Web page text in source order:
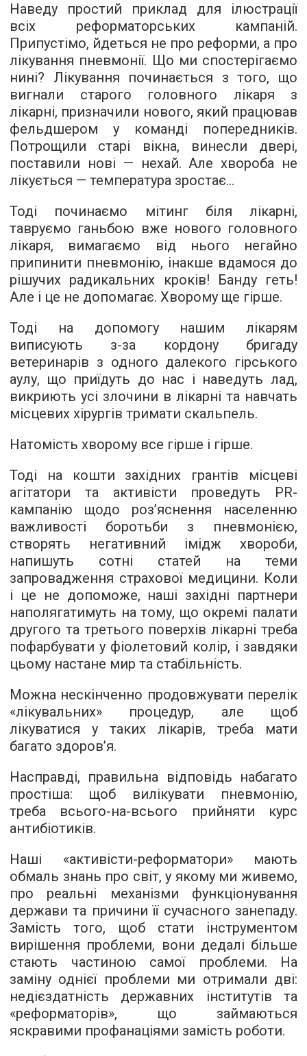
Наведу простий приклад для ілюстрації
всіх реформаторських кампаній.
Припустімо, йдеться не про реформи, а про
лікування пневмонії. Що ми спостерігаємо
нині? Лікування починається з того, що
вигнали старого головного лікаря з
лікарні, призначили нового, який працював
фельдшером у команді попередників.
Потрощили старі вікна, винесли двері,
поставили нові — нехай. Але хвороба не
лікується — температура зростає...
Тоді починаємо мітинг біля лікарні,
тавруємо ганьбою вже нового головного
лікаря, вимагаємо від нього негайно
припинити пневмонію, інакше вдамося до
рішучих радикальних кроків! Банду геть!
Але і це не допомагає. Хворому ще гірше.
Тоді на допомогу нашим лікарям
виписують з-за кордону бригаду
ветеринарів з одного далекого гірського
аулу, що приїдуть до нас і наведуть лад,
викриють усі злочини в лікарні та навчать
місцевих хірургів тримати скальпель.
Натомість хворому все гірше і гірше.
Тоді на кошти західних грантів місцеві
агітатори та активісти проведуть PR-
кампанію щодо роз’яснення населенню
важливості боротьби з пневмонією,
створять негативний імідж хвороби,
напишуть сотні статей на теми
запровадження страхової медицини. Коли
і це не допоможе, наші західні партнери
наполягатимуть на тому, що окремі палати
другого та третього поверхів лікарні треба
пофарбувати у фіолетовий колір, і завдяки
цьому настане мир та стабільність.
Можна нескінченно продовжувати перелік
«лікувальних» процедур, але щоб
лікуватися у таких лікарів, треба мати
багато здоров’я.
Насправді, правильна відповідь набагато
простіша: щоб вилікувати пневмонію,
треба всього-на-всього прийняти курс
антибіотиків.
Наші «активісти-реформатори» мають
обмаль знань про світ, у якому ми живемо,
про реальні механізми функціонування
держави та причини її сучасного занепаду.
Замість того, щоб стати інструментом
вирішення проблеми, вони дедалі більше
стають частиною самої проблеми. На
заміну однієї проблеми ми отримали дві:
недієздатність державних інститутів та
«реформаторів», що займаються
яскравими профанаціями замість роботи.